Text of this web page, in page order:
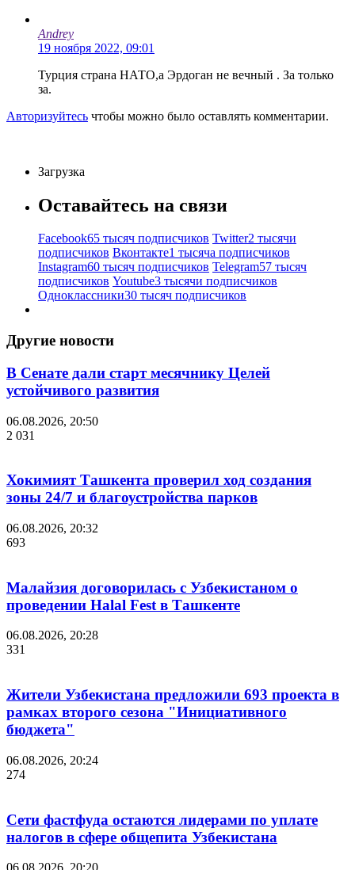
Andrey
19 ноября 2022, 09:01
Турция страна НАТО,а Эрдоган не вечный . За только
за.
Авторизуйтесь чтобы можно было оставлять комментарии.
Загрузка
Оставайтесь на связи
Facebook65 тысяч подписчиков Twitter2 тысячи
подписчиков Вконтакте1 тысяча подписчиков
Instagram60 тысяч подписчиков Telegram57 тысяч
подписчиков Youtube3 тысячи подписчиков
Одноклассники30 тысяч подписчиков
Другие новости
В Сенате дали старт месячнику Целей
устойчивого развития
06.08.2026, 20:50
2 031
Хокимият Ташкента проверил ход создания
зоны 24/7 и благоустройства парков
06.08.2026, 20:32
693
Малайзия договорилась с Узбекистаном о
проведении Halal Fest в Ташкенте
06.08.2026, 20:28
331
Жители Узбекистана предложили 693 проекта в
рамках второго сезона "Инициативного
бюджета"
06.08.2026, 20:24
274
Сети фастфуда остаются лидерами по уплате
налогов в сфере общепита Узбекистана